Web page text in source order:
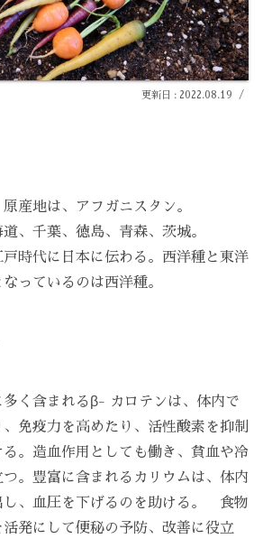
2022.08.19
産地は、アフガニスタン。
、千葉、徳島、青森、茨城。
時代に日本に伝わる。西洋種と東洋
っているのは西洋種。
く含まれるβ- カロテンは、体内で
免疫力を高めたり、活性酸素を抑制
る。造血作用としても働き、貧血や冷
。豊富に含まれるカリウムは、体内
し、血圧を下げるのを助ける。 食物
発にして便秘の予防、改善に役立